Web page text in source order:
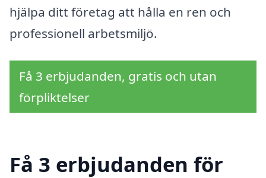
hjälpa ditt företag att hålla en ren och
professionell arbetsmiljö.
Få 3 erbjudanden, gratis och utan
förpliktelser
Få 3 erbjudanden för